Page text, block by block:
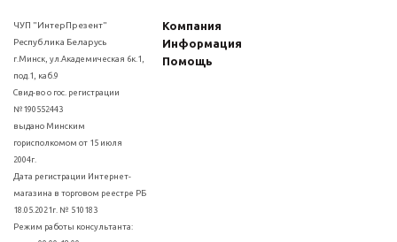
ЧУП "ИнтерПрезент"
Республика Беларусь
г.Минск, ул.Академическая 6к.1,
под.1, каб.9
Свид-во о гос. регистрации
№190552443
выдано Минским
горисполкомом от 15 июля
2004г.
Дата регистрации Интернет-
магазина в торговом реестре РБ
18.05.2021г. № 510183
Режим работы консультанта:
Компания
Информация
Помощь